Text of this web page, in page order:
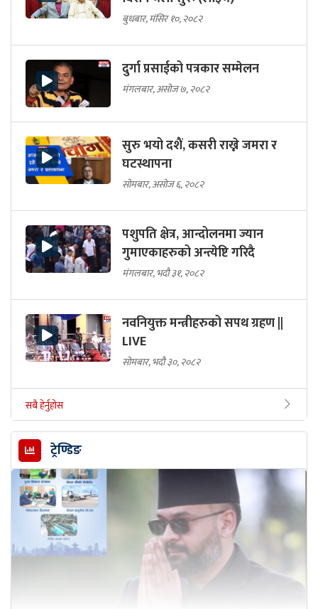
बुधबार, मंसिर १०, २०८२
दुर्गा प्रसाईको पत्रकार सम्मेलन
मंगलबार, असोज ७, २०८२
सुरु भयो दशैं, कसरी राख्ने जमरा र
घटस्थापना
सोमबार, असोज ६, २०८२
पशुपति क्षेत्र, आन्दोलनमा ज्यान
गुमाएकाहरुको अन्त्येष्टि गरिदै
मंगलबार, भदौ ३१, २०८२
नवनियुक्त मन्त्रीहरुको सपथ ग्रहण ||
LIVE
सोमबार, भदौ ३०, २०८२
सबै हेर्नुहोस
ट्रेण्डिङ